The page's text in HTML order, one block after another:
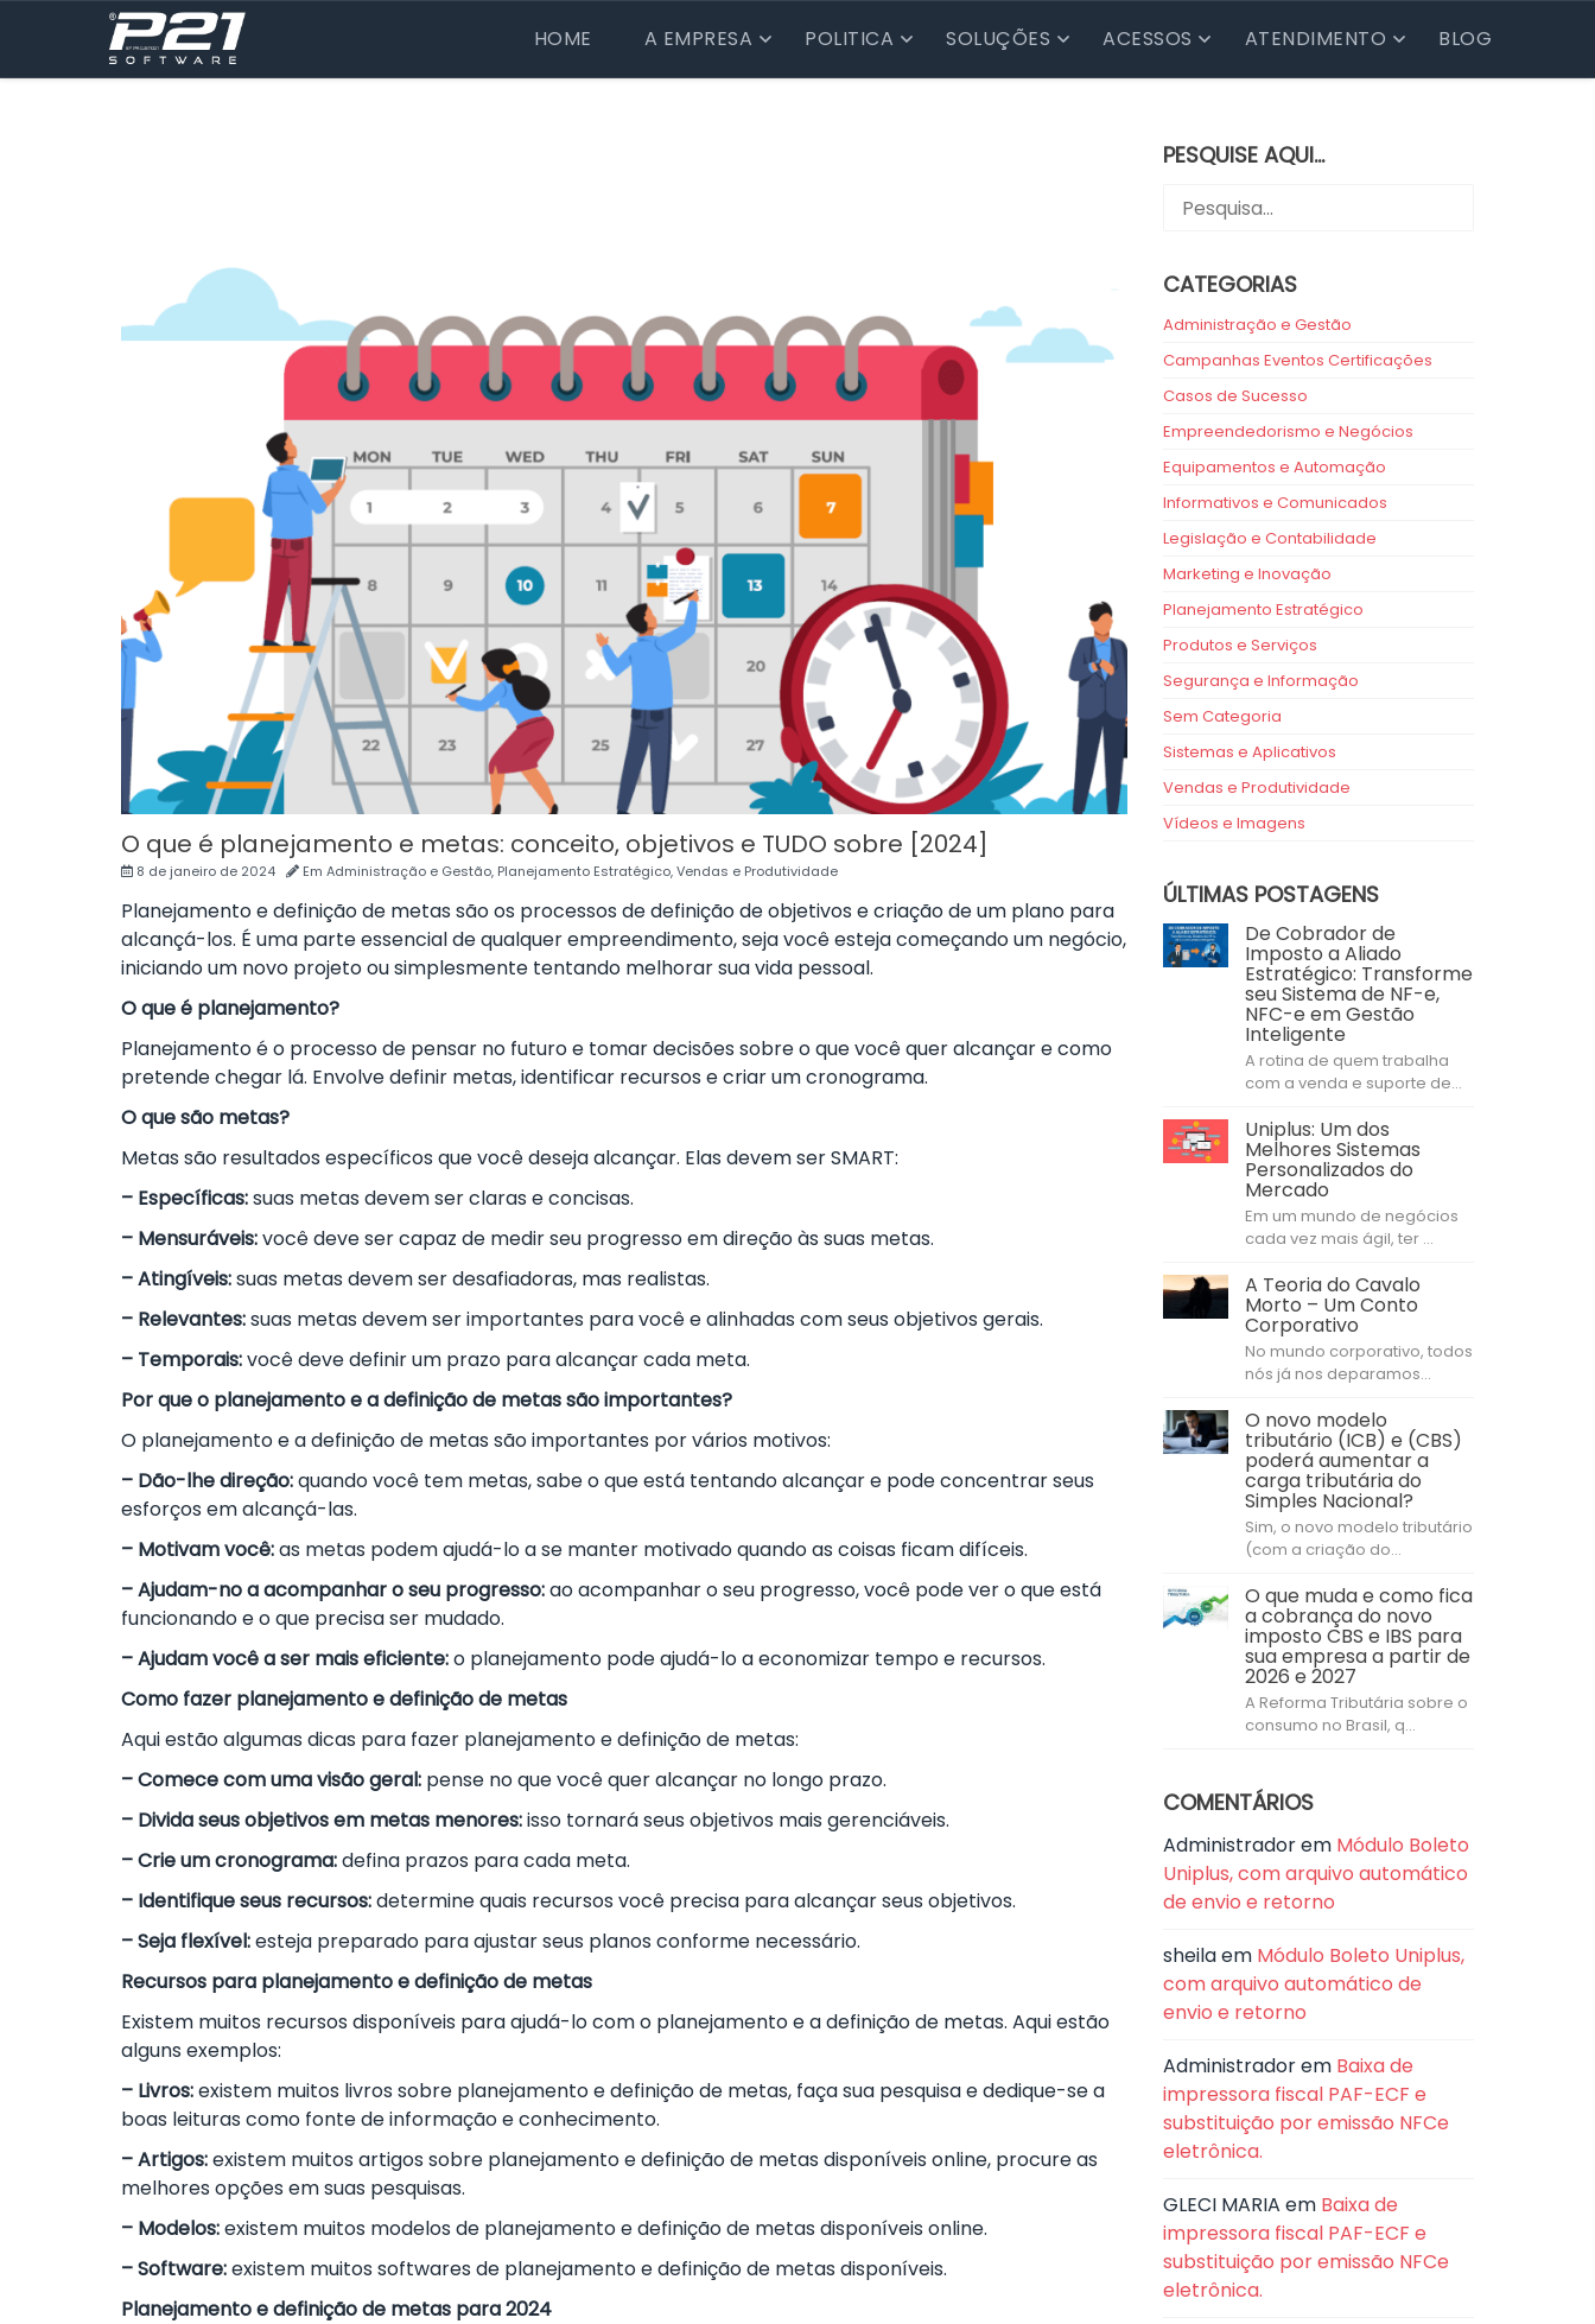
HOME A EMPRESA POLITICA SOLUÇÕES ACESSOS ATENDIMENTO BLOG
O que é planejamento e metas: conceito, objetivos e TUDO sobre [2024]
8 de janeiro de 2024 Em Administração e Gestão, Planejamento Estratégico,Vendas e Produtividade
Planejamento e definição de metas são os processos de definição de objetivos e criação de um plano para
alcançá-los. É uma parte essencial de qualquer empreendimento, seja você esteja começando um negócio,
iniciando um novo projeto ou simplesmente tentando melhorar sua vida pessoal.
O que é planejamento?
Planejamento é o processo de pensar no futuro e tomar decisões sobre o que você quer alcançar e como
pretende chegar lá. Envolve definir metas, identificar recursos e criar um cronograma.
O que são metas?
Metas são resultados específicos que você deseja alcançar. Elas devem ser SMART:
– Específicas:suas metas devem ser claras e concisas.
– Mensuráveis:você deve ser capaz de medir seu progresso em direção às suas metas.
– Atingíveis:suas metas devem ser desafiadoras, mas realistas.
– Relevantes:suas metas devem ser importantes para você e alinhadas com seus objetivos gerais.
– Temporais:você deve definir um prazo para alcançar cada meta.
Por que o planejamento e a definição de metas são importantes?
O planejamento e a definição de metas são importantes por vários motivos:
– Dão-lhe direção:quando você tem metas, sabe o que está tentando alcançar e pode concentrar seus
esforços em alcançá-las.
– Motivam você:as metas podem ajudá-lo a se manter motivado quando as coisas ficam difíceis.
– Ajudam-no a acompanhar o seu progresso:ao acompanhar o seu progresso, você pode ver o que está
funcionando e o que precisa ser mudado.
– Ajudam você a ser mais eficiente:o planejamento pode ajudá-lo a economizar tempo e recursos.
Como fazer planejamento e definição de metas
Aqui estão algumas dicas para fazer planejamento e definição de metas:
– Comece com uma visão geral: pense no que você quer alcançar no longo prazo.
– Divida seus objetivos em metas menores:isso tornará seus objetivos mais gerenciáveis.
– Crie um cronograma:defina prazos para cada meta.
– Identifique seus recursos:determine quais recursos você precisa para alcançar seus objetivos.
– Seja flexível:esteja preparado para ajustar seus planos conforme necessário.
Recursos para planejamento e definição de metas
Existem muitos recursos disponíveis para ajudá-lo com o planejamento e a definição de metas. Aqui estão
alguns exemplos:
– Livros:existem muitos livros sobre planejamento e definição de metas, faça sua pesquisa e dedique-se a
boas leituras como fonte de informação e conhecimento.
– Artigos:existem muitos artigos sobre planejamento e definição de metas disponíveis online, procure as
melhores opções em suas pesquisas.
– Modelos:existem muitos modelos de planejamento e definição de metas disponíveis online.
– Software:existem muitos softwares de planejamento e definição de metas disponíveis.
Planejamento e definição de metas para 2024
PESQUISE AQUI…
CATEGORIAS
Administração e Gestão
Campanhas Eventos Certificações
Casos de Sucesso
Empreendedorismo e Negócios
Equipamentos e Automação
Informativos e Comunicados
Legislação e Contabilidade
Marketing e Inovação
Planejamento Estratégico
Produtos e Serviços
Segurança e Informação
Sem Categoria
Sistemas e Aplicativos
Vendas e Produtividade
Vídeos e Imagens
ÚLTIMAS POSTAGENS
De Cobrador de
Imposto a Aliado
Estratégico: Transforme
seu Sistema de NF-e,
NFC-e em Gestão
Inteligente
A rotina de quem trabalha
com a venda e suporte de...
Uniplus: Um dos
Melhores Sistemas
Personalizados do
Mercado
Em um mundo de negócios
cada vez mais ágil, ter ...
A Teoria do Cavalo
Morto – Um Conto
Corporativo
No mundo corporativo, todos
nós já nos deparamos...
O novo modelo
tributário (ICB) e (CBS)
poderá aumentar a
carga tributária do
Simples Nacional?
Sim, o novo modelo tributário
(com a criação do...
O que muda e como fica
a cobrança do novo
imposto CBS e IBS para
sua empresa a partir de
2026 e 2027
A Reforma Tributária sobre o
consumo no Brasil, q...
COMENTÁRIOS
Administradorem Módulo Boleto
Uniplus, com arquivo automático
de envio e retorno
sheilaem Módulo Boleto Uniplus,
com arquivo automático de
envio e retorno
Administradorem Baixa de
impressora fiscal PAF-ECF e
substituição por emissão NFCe
eletrônica.
GLECI MARIA em Baixa de
impressora fiscal PAF-ECF e
substituição por emissão NFCe
eletrônica.